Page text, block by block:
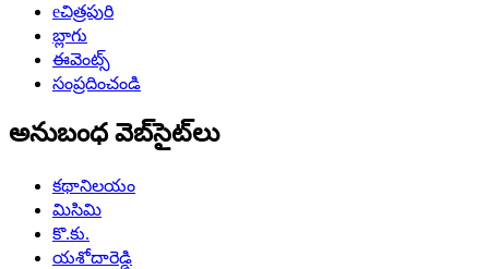
eచిత్రపురి
బ్లాగు
ఈవెంట్స్
సంప్రదించండి
అనుబంధ వెబ్‌సైట్‌లు
కథానిలయం
మిసిమి
కొ.కు.
యశోదారెడ్డి